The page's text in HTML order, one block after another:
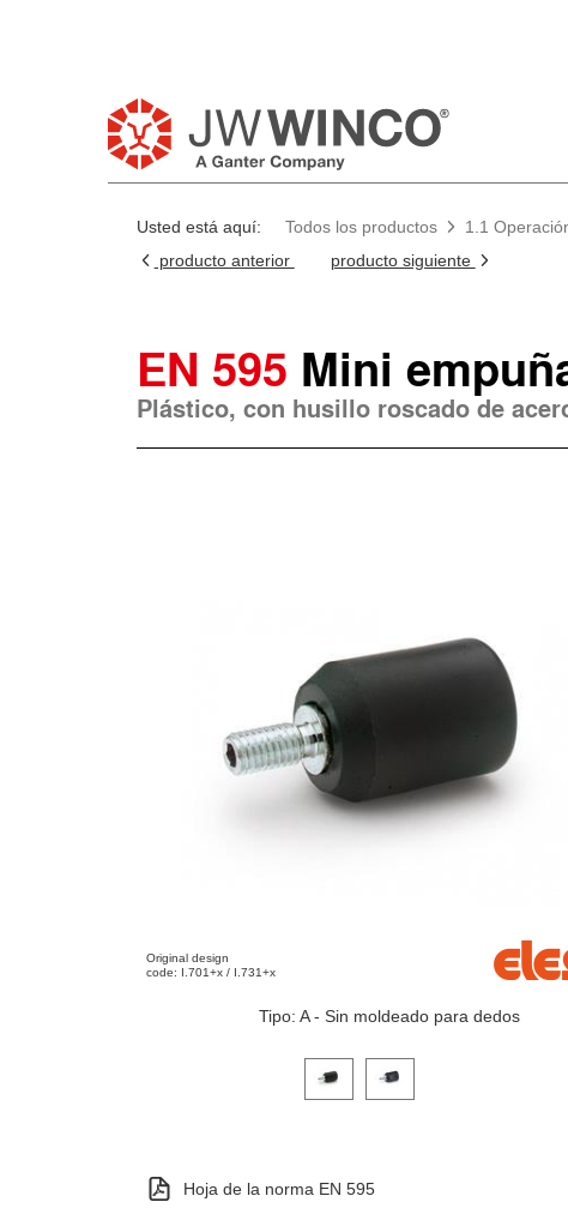
Usted está aquí: Todos los productos 1.1
producto anterior
producto siguiente
EN 595 Mini
Plástico, con husillo roscado de
Original design
code: I.701+x / I.731+x
Tipo: A - Sin moldeado para dedos
Haga clic en una imagen de variante
Hoja de la norma EN 595